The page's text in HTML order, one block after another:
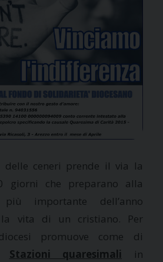
delle ceneri prende il via la
giorni che preparano alla
importante dell’anno
vita di un cristiano. Per
promuove come di
Stazioni quaresimali in